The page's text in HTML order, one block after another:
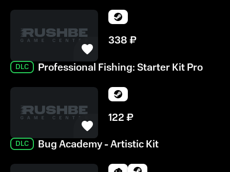
338₽
DLC Professional Fishing: Starter Kit Pro
122₽
DLC Bug Academy - Artistic Kit